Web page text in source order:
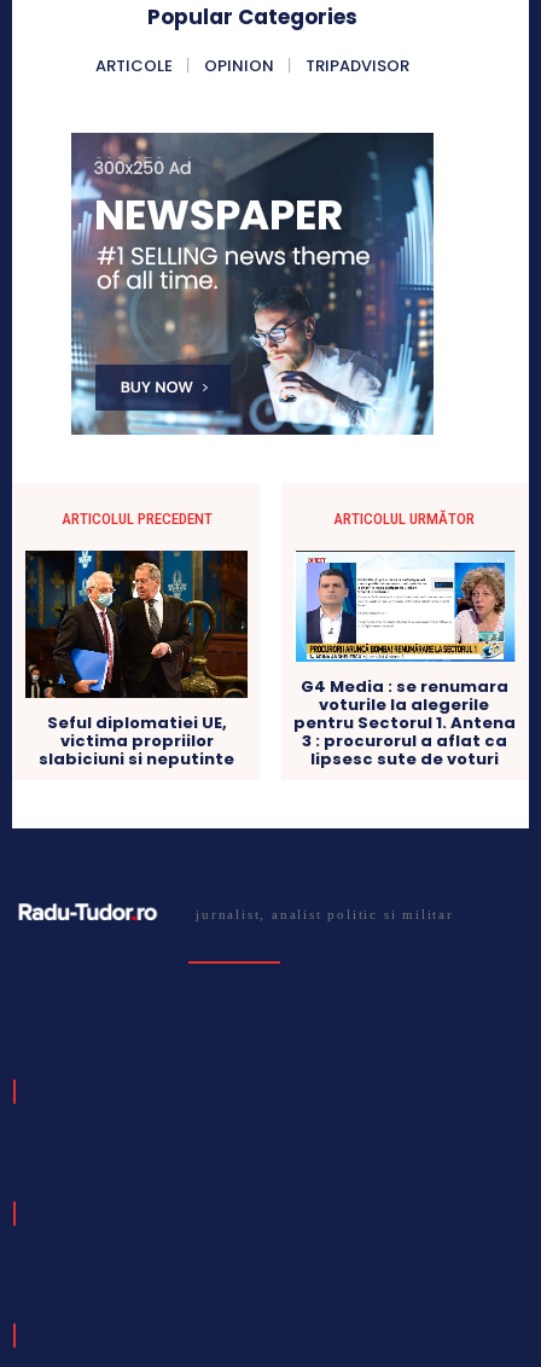
Popular Categories
ARTICOLE OPINION TRIPADVISOR
ARTICOLUL PRECEDENT
Seful diplomatiei UE,
victima propriilor
slabiciuni si neputinte
ARTICOLUL URMĂTOR
G4 Media : se renumara
voturile la alegerile
pentru Sectorul 1. Antena
3 : procurorul a aflat ca
lipsesc sute de voturi
jurnalist, analist politic si militar